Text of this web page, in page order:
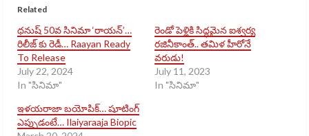
Related
ధనుష్ 50వ సినిమా ‘రాయన్’…
రిలీజ్ కు రెడీ… Raayan Ready
To Release
July 22, 2024
In "సినిమా"
రెండో పెళ్లికి సిద్ధమైన ఐశ్వర్య
రజినీకాంత్.. తమిళ హీరోనే
వరుడు!
July 11, 2023
In "సినిమా"
ఇళయరాజా బయోపిక్… షూటింగ్
ఎప్పుడంటే… Ilaiyaraaja Biopic